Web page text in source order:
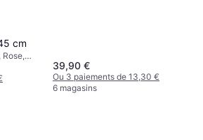
cm
Rose,
Coton,
1
39,90 €
Ou 3 paiements de 13,30 €
6 magasins